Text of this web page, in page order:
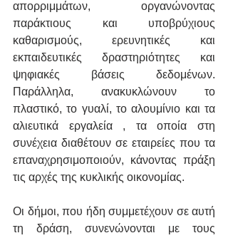
απορριμμάτων, οργανώνοντας
παράκτιους και υποβρύχιους
καθαρισμούς, ερευνητικές και
εκπαιδευτικές δραστηριότητες και
ψηφιακές βάσεις δεδομένων.
Παράλληλα, ανακυκλώνουν το
πλαστικό, το γυαλί, το αλουμίνιο και τα
αλιευτικά εργαλεία , τα οποία στη
συνέχεια διαθέτουν σε εταιρείες που τα
επαναχρησιμοποιούν, κάνοντας πράξη
τις αρχές της κυκλικής οικονομίας.
Οι δήμοι, που ήδη συμμετέχουν σε αυτή
τη δράση, συνενώνονται με τους